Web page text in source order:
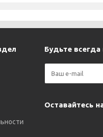
Будьте всегда
Оставайтесь